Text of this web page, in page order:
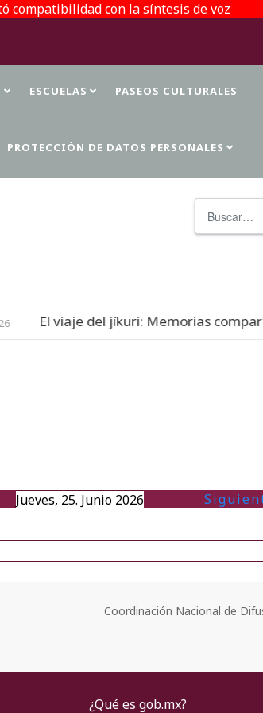
compatibilidad con la síntesis de voz
ESCUELAS PASEOS CULTURALES
PROTECCIÓN DE DATOS PERSONALES
El viaje del jíkuri: Memorias
Jueves, 25. Junio 2026
Coordinación Nacional de
¿Qué es gob.mx?